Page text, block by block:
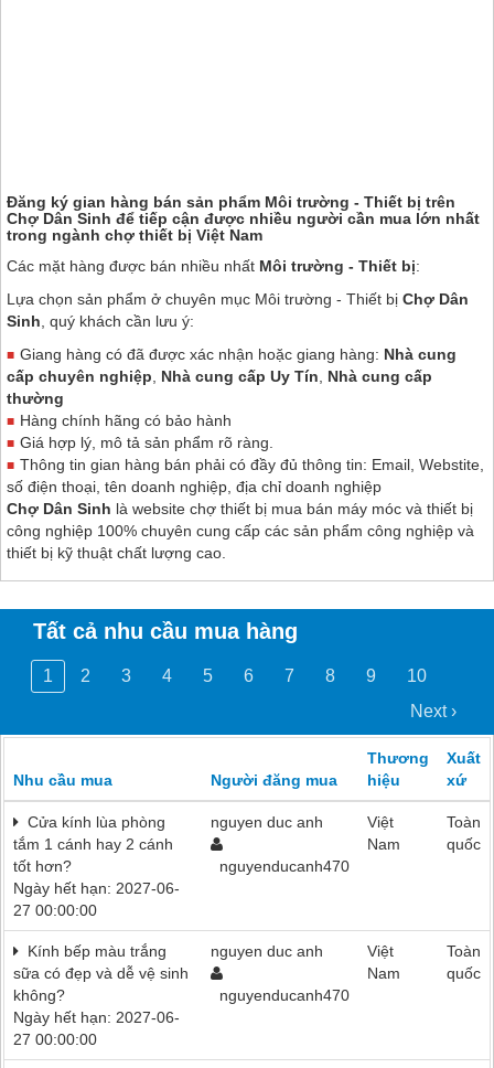
Đăng ký gian hàng bán sản phẩm Môi trường - Thiết bị trên
Chợ Dân Sinh để tiếp cận được nhiều người cần mua lớn nhất
trong ngành chợ thiết bị Việt Nam
Các mặt hàng được bán nhiều nhất Môi trường - Thiết bị:
Lựa chọn sản phẩm ở chuyên mục Môi trường - Thiết bị Chợ Dân
Sinh , quý khách cần lưu ý:
Giang hàng có đã được xác nhận hoặc giang hàng: Nhà cung
cấp chuyên nghiệp
Nhà cung cấp Uy Tín
Nhà cung cấp
thường
Hàng chính hãng có bảo hành
Giá hợp lý, mô tả sản phẩm rõ ràng.
Thông tin gian hàng bán phải có đầy đủ thông tin: Email, Webstite,
số điện thoại, tên doanh nghiệp, địa chỉ doanh nghiệp
Chợ Dân Sinh là website chợ thiết bị mua bán máy móc và thiết bị
công nghiệp 100% chuyên cung cấp các sản phẩm công nghiệp và
thiết bị kỹ thuật chất lượng cao.
Tất cả nhu cầu mua hàng
1 2 3 4 5 6 7 8 9
10
Next ›
Nhu cầu mua Người đăng mua
Thương
hiệu
Xuất
xứ
Cửa kính lùa phòng
tắm 1 cánh hay 2 cánh
tốt hơn?
Ngày hết hạn: 2027-06-
27 00:00:00
nguyen duc anh
nguyenducanh470
Việt
Nam
Toàn
quốc
Kính bếp màu trắng
sữa có đẹp và dễ vệ sinh
không?
Ngày hết hạn: 2027-06-
27 00:00:00
nguyen duc anh
nguyenducanh470
Việt
Nam
Toàn
quốc